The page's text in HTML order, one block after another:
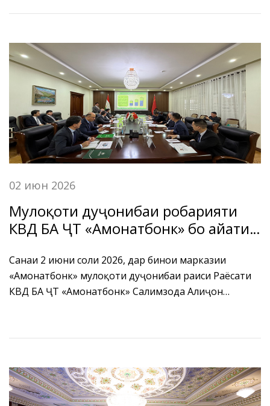
ибтикори Ассотсиатсияи ташкилотҳои молиявии
Тоҷикистон роҳандозӣ гардидааст, баргузор гардид.
02 июн 2026
Мулоқоти дуҷонибаи роҳбарияти
КВД БА ҶТ «Амонатбонк» бо ҳайати
Ҷумҳурии Мардумии Чин
Санаи 2 июни соли 2026, дар бинои марказии
«Амонатбонк» мулоқоти дуҷонибаи раиси Раёсати
КВД БА ҶТ «Амонатбонк» Салимзода Алиҷон
баргузор гардид.